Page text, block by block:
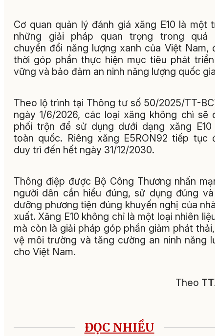
Cơ quan quản lý đánh giá xăng E10 là một
những giải pháp quan trọng trong quá
chuyển đổi năng lượng xanh của Việt Nam,
thời góp phần thực hiện mục tiêu phát triển
vững và bảo đảm an ninh năng lượng quốc gia.
Theo lộ trình tại Thông tư số 50/2025/TT-
ngày 1/6/2026, các loại xăng không chì sẽ
phối trộn để sử dụng dưới dạng xăng E10
toàn quốc. Riêng xăng E5RON92 tiếp tục
duy trì đến hết ngày 31/12/2030.
Thông điệp được Bộ Công Thương nhấn
người dân cần hiểu đúng, sử dụng đúng và
dưỡng phương tiện đúng khuyến nghị của nhà
xuất. Xăng E10 không chỉ là một loại nhiên liệu
mà còn là giải pháp góp phần giảm phát thải,
vệ môi trường và tăng cường an ninh năng
cho Việt Nam.
Theo
ĐỌC NHIỀU